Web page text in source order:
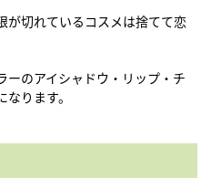
が切れているコスメは捨てて恋
ーのアイシャドウ・リップ・チ
ります。